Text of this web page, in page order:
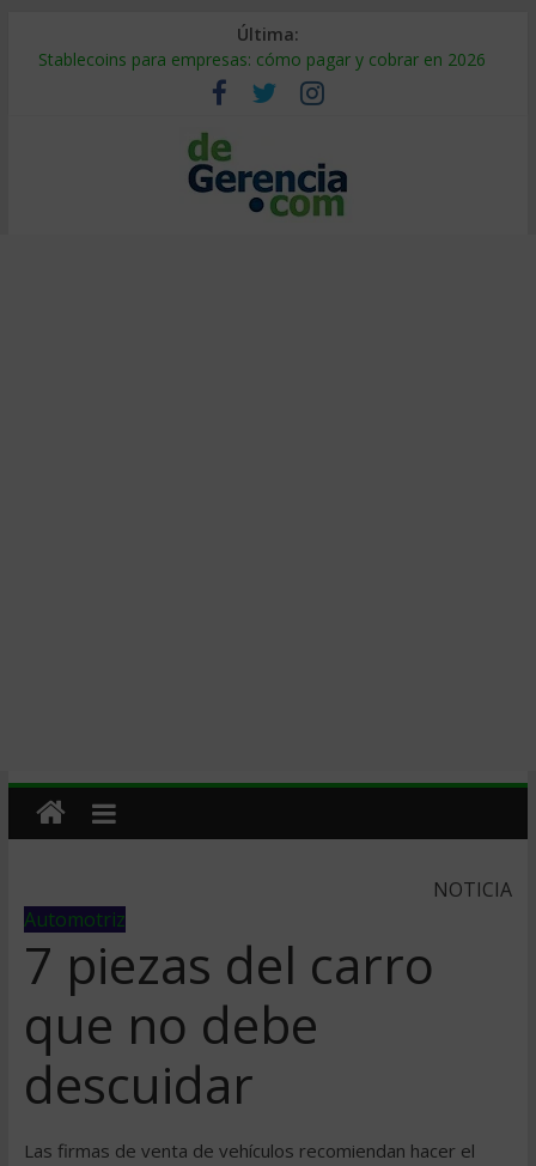
Última:
Stablecoins para empresas: cómo pagar y cobrar en 2026
Despido silencioso: qué es y por qué sale tan caro
IA en selección de personal: cómo auditarla a tiempo
Trabajo forzoso en la cadena de suministro: qué hacer
Mercado hispano de EE. UU.: cómo segmentarlo y venderle
NOTICIA
Automotriz
7 piezas del carro
que no debe
descuidar
Las firmas de venta de vehículos recomiendan hacer el